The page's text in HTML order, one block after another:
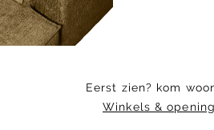
Eerst zien? kom
Winkels &